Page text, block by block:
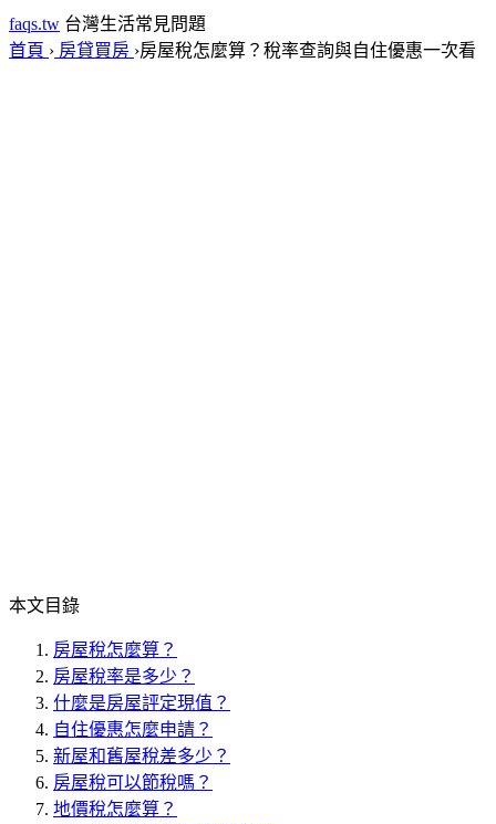
faqs.tw 台灣生活常見問題
首頁 › 房貸買房 ›房屋稅怎麼算？稅率查詢與自住優惠一次看
本文目錄
房屋稅怎麼算？
房屋稅率是多少？
什麼是房屋評定現值？
自住優惠怎麼申請？
新屋和舊屋稅差多少？
房屋稅可以節稅嗎？
地價稅怎麼算？